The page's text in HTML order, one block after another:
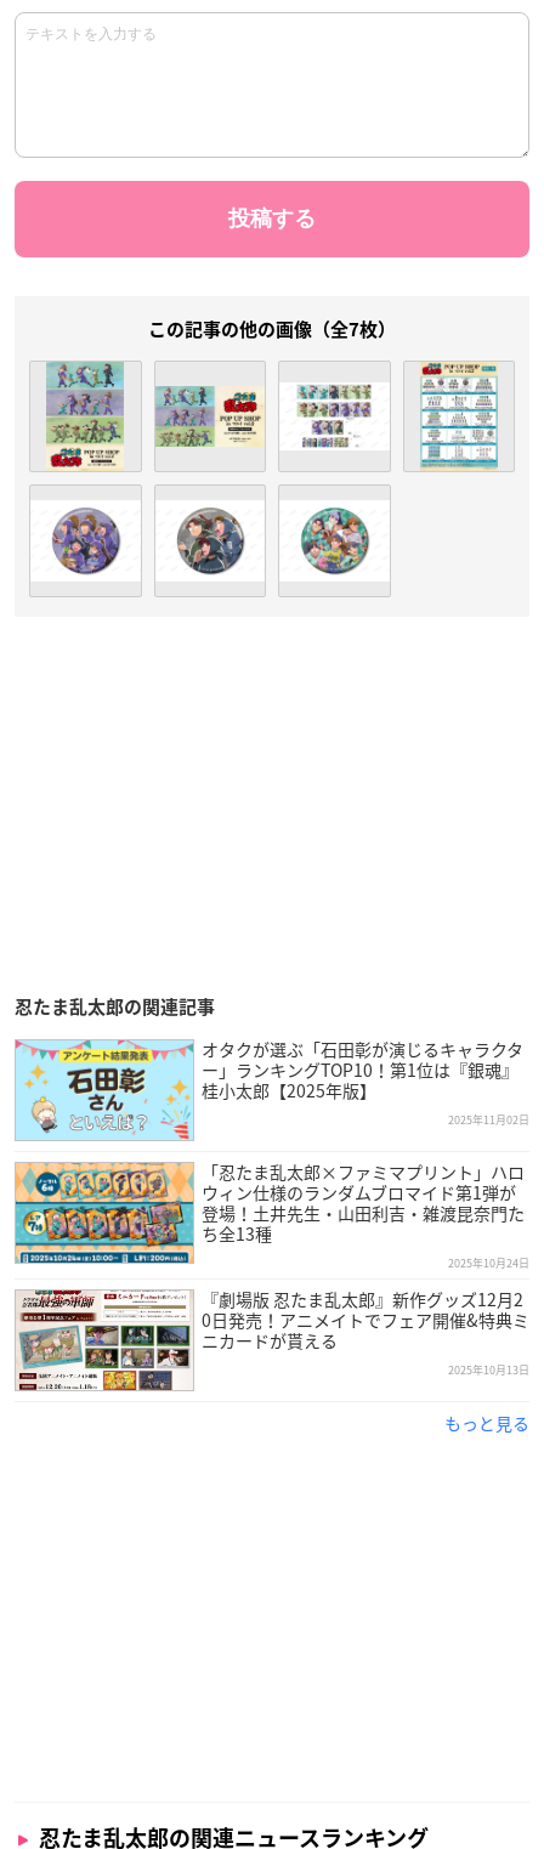
この記事の他の画像（全7枚）
忍たま乱太郎の関連記事
オタクが選ぶ「石田彰が演じるキャラクタ
ー」ランキングTOP10！第1位は『銀魂』
桂小太郎【2025年版】
2025年11月02日
「忍たま乱太郎×ファミマプリント」ハロ
ウィン仕様のランダムブロマイド第1弾が
登場！土井先生・山田利吉・雑渡昆奈門た
ち全13種
2025年10月24日
『劇場版 忍たま乱太郎』新作グッズ12月2
0日発売！アニメイトでフェア開催&特典ミ
ニカードが貰える
2025年10月13日
もっと見る
忍たま乱太郎の関連ニュースランキング